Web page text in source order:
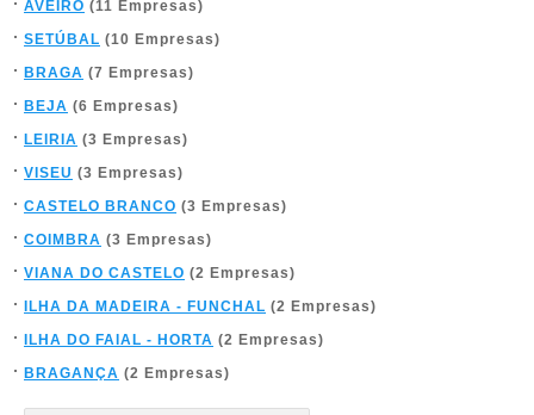
AVEIRO (11 Empresas)
SETÚBAL (10 Empresas)
BRAGA (7 Empresas)
BEJA (6 Empresas)
LEIRIA (3 Empresas)
VISEU (3 Empresas)
CASTELO BRANCO (3 Empresas)
COIMBRA (3 Empresas)
VIANA DO CASTELO (2 Empresas)
ILHA DA MADEIRA - FUNCHAL (2 Empresas)
ILHA DO FAIAL - HORTA (2 Empresas)
BRAGANÇA (2 Empresas)